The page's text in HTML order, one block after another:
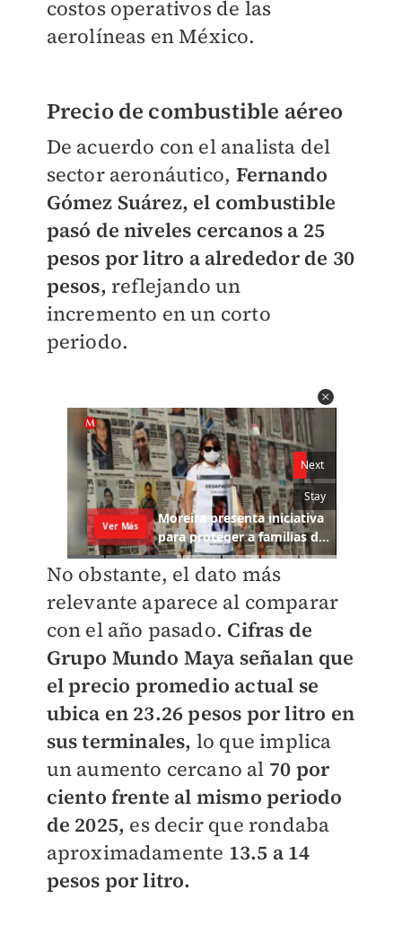
costos operativos de las
aerolíneas en México.
Precio de combustible aéreo
De acuerdo con el analista del
sector aeronáutico, Fernando
Gómez Suárez, el combustible
pasó de niveles cercanos a 25
pesos por litro a alrededor de 30
pesos, reflejando un
incremento en un corto
periodo.
No obstante, el dato más
relevante aparece al comparar
con el año pasado. Cifras de
Grupo Mundo Maya señalan que
el precio promedio actual se
ubica en 23.26 pesos por litro en
sus terminales, lo que implica
un aumento cercano al 70 por
ciento frente al mismo periodo
de 2025, es decir que rondaba
aproximadamente 13.5 a 14
pesos por litro.